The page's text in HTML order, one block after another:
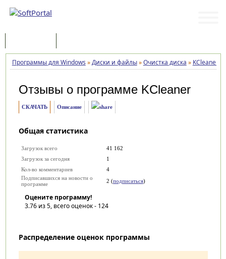
Программы для Windows »Диски и файлы»Очистка диска » KCleaner
Отзывы о программе KCleaner
СКАЧАТЬ Описание
Общая статистика
Загрузок всего
41 162
Загрузок за сегодня
1
Кол-во комментариев
4
Подписавшихся на новости о
программе
2 (подписаться)
Оцените программу!
3.76из 5, всего оценок - 124
Распределение оценок программы